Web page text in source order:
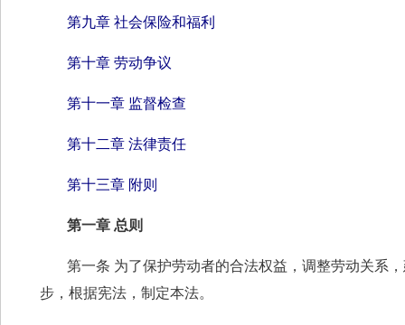
第九章 社会保险和福利
第十章 劳动争议
第十一章 监督检查
第十二章 法律责任
第十三章 附则
第一章 总则
第一条 为了保护劳动者的合法权益，调整劳动关系
步，根据宪法，制定本法。